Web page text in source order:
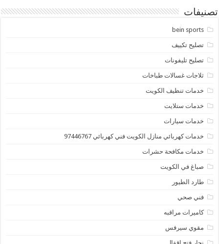
تصنيفات
bein sports
تصليح تكييف
تصليح تليفونات
ثلاجات غسالات طباخات
خدمات تنظيف الكويت
خدمات ستلايت
خدمات سيارات
خدمات كهربائي منازل الكويت فني كهربائي 97446767
خدمات مكافحة حشرات
صباغ في الكويت
طارد الطيور
فني صحي
كاميرات مراقبه
مقوي سيرفس